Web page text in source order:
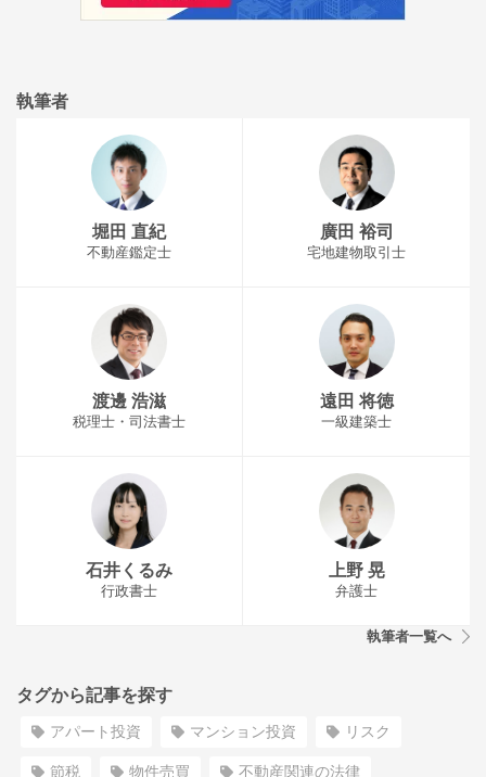
執筆者
堀田 直紀
不動産鑑定士
廣田 裕司
宅地建物取引士
渡邊 浩滋
税理士・司法書士
遠田 将徳
一級建築士
石井くるみ
行政書士
上野 晃
弁護士
執筆者一覧へ
タグから記事を探す
アパート投資 マンション投資 リスク
節税 物件売買 不動産関連の法律